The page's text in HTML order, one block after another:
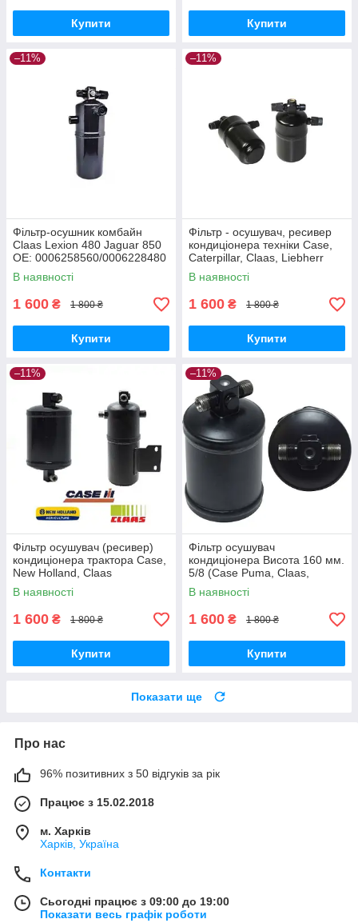
Купити Купити
–11%
Фільтр-осушник комбайн
Claas Lexion 480 Jaguar 850
OE: 0006258560/0006228480
В наявності
1 600 ₴ 1 800 ₴
Купити
–11%
Фільтр - осушувач, ресивер
кондиціонера техніки Case,
Caterpillar, Claas, Liebherr
73186213, 121-2447
В наявності
1 600 ₴ 1 800 ₴
Купити
–11%
Фільтр осушувач (ресивер)
кондиціонера трактора Case,
New Holland, Claas
В наявності
1 600 ₴ 1 800 ₴
Купити
–11%
Фільтр осушувач
кондиціонера Висота 160 мм.
5/8 (Case Puma, Claas,
250929M91 Massey
Ferguson)
В наявності
1 600 ₴ 1 800 ₴
Купити
Показати ще
Про нас
96% позитивних з 50 відгуків за рік
Працює з 15.02.2018
м. Харків
Харків, Україна
Контакти
Сьогодні працює з 09:00 до 19:00
Показати весь графік роботи